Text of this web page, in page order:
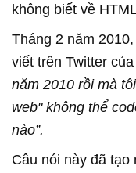
không biết về
Tháng 2 năm
viết trên Twitter
năm 2010 rồi mà
web" không thể
nào”.
Câu nói này đã tạo